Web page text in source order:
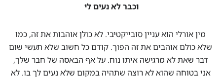
וכבר לא נעים לי
מין אורלי הוא עניין סובייקטיבי. לא כולן אוהבות את זה, כמו
שלא כולם אוהבים את זה הפוך. קודם כל חשוב שלא תעשי שום
דבר שאת לא מרגישה איתו נוח. על אף הבאסה של חבר שלך,
אני בטוחה שהוא לא רוצה שתהיה במקום שלא נעים לך בו. לא